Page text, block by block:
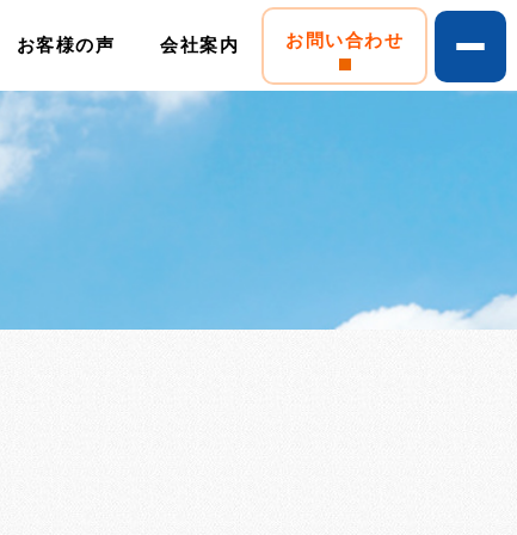
お客様の声 会社案内 お問い合わせ